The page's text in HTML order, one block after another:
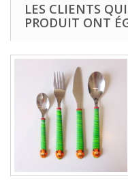
LES CLIENTS
PRODUIT ONT